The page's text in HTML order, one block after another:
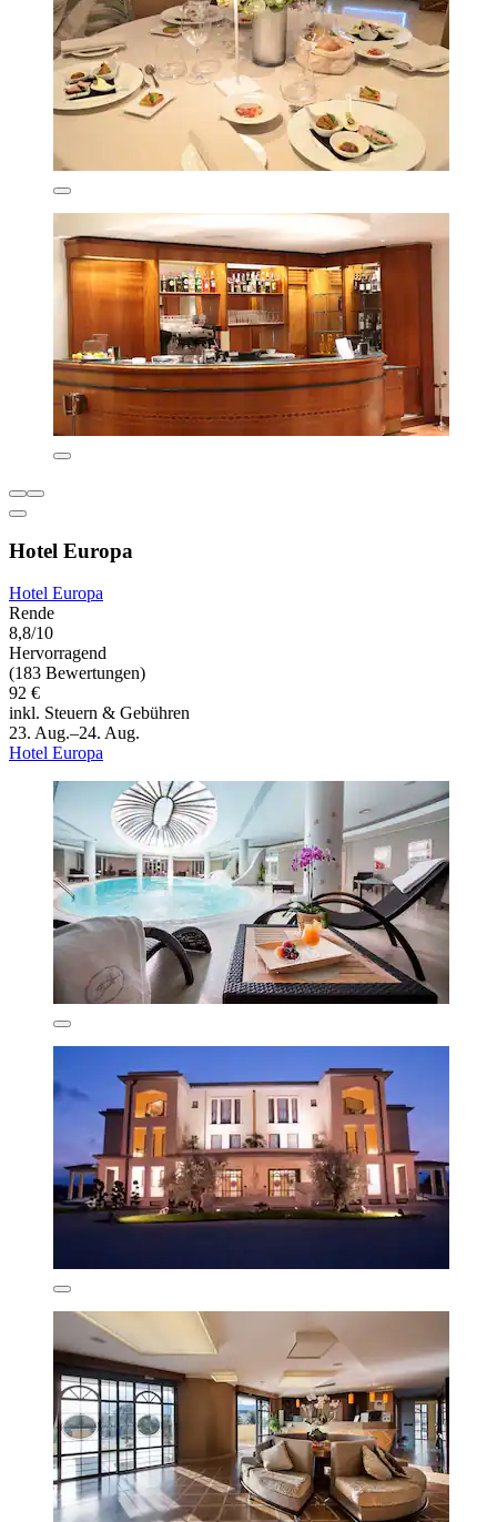
Hotel Europa
Hotel Europa
Rende
8,8/10
Hervorragend
(183 Bewertungen)
92 €
inkl. Steuern & Gebühren
23. Aug.–24. Aug.
Hotel Europa